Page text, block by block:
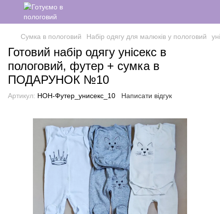
Сумка в пологовий Набір одягу для малюків у пологовий
Готовий набір одягу унісекс в
пологовий, футер + сумка в
ПОДАРУНОК №10
Артикул: НОН-Футер_унисекс_10 Написати відгук